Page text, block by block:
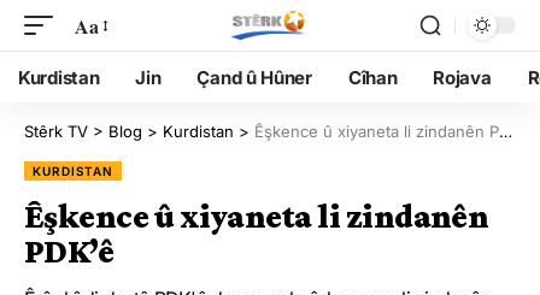
Aa
Kurdistan Jin Çand û Hûner Cîhan Rojava
Stêrk TV > Blog > Kurdistan > Êşkence û xiyaneta li zindanên PDK’ê
KURDISTAN
Êşkence û xiyaneta li zindanên
PDK’ê